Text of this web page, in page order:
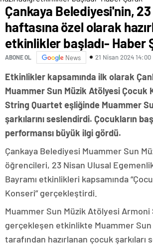
Çankaya Belediyesi'nin,
haftasına özel olarak
etkinlikler başladı- Haber
ABONE OL News 21 Nisan 2024 14:00
Etkinlikler kapsamında ilk olarak
Muammer Sun Müzik Atölyesi Çocuk
String Quartet eşliğinde Muammer
şarkılarını seslendirdi. Çocukların
performansı büyük ilgi gördü.
Çankaya Belediyesi Muammer Sun
öğrencileri, 23 Nisan Ulusal
Bayramı etkinlikleri kapsamında
Konseri” gerçekleştirdi.
Muammer Sun Müzik Atölyesi Armoni
gerçekleşen etkinlikte Muammer Sun
tarafından hazırlanan çocuk şarkıları